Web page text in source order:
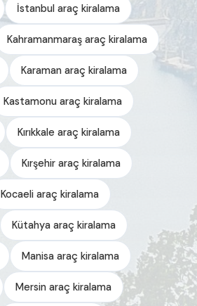
İstanbul araç kiralama
Kahramanmaraş araç kiralama
Karaman araç kiralama
Kastamonu araç kiralama
Kırıkkale araç kiralama
Kırşehir araç kiralama
Kocaeli araç kiralama
Kütahya araç kiralama
Manisa araç kiralama
Mersin araç kiralama